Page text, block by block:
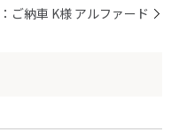
ご納車 K様 アルファード